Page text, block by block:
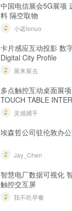
中国电信展会5G展项
料 隔空取物
小诺lonuo
卡片感应互动投影 数
Digital City Profile
展来展去
多点触控互动桌面展
TOUCH TABLE
灵感捕手
埃森哲公司驻伦敦办
Jay_Chen
智慧电厂数据可视化
触控交互屏
我不吃早餐